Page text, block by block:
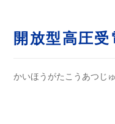
開放型高圧受
かいほうがたこうあつじ